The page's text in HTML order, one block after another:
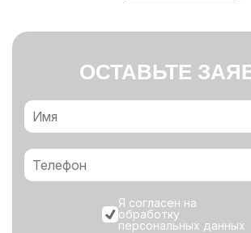
ОСТАВЬТЕ
Я согласен на
обработку
персональных данных